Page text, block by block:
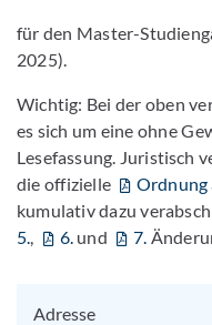
für den Master-
2025).
Wichtig: Bei der oben
es sich um eine ohne
Lesefassung. Juristisch
die offizielle
Ordnung
kumulativ dazu
5., 6.und 7.
Adresse